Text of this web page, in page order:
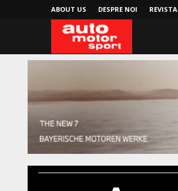
ABOUT US DESPRE NOI REVISTA